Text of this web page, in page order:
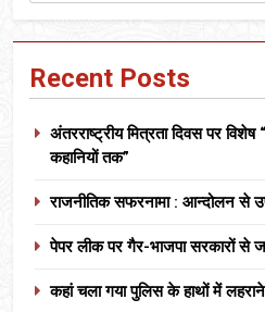
Recent Posts
अंतरराष्ट्रीय मित्रता दिवस पर
कहानियों तक”
राजनीतिक सफरनामा : आन्दोलन से
पेपर लीक पर गैर-भाजपा सरकारों से
कहां चला गया पुलिस के हाथों में लहराने